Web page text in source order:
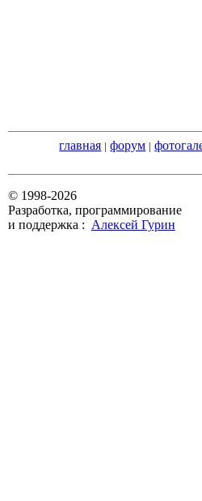
главная | форум |
© 1998-2026
Разработка, программирование
и поддержка : Алексей Гурин